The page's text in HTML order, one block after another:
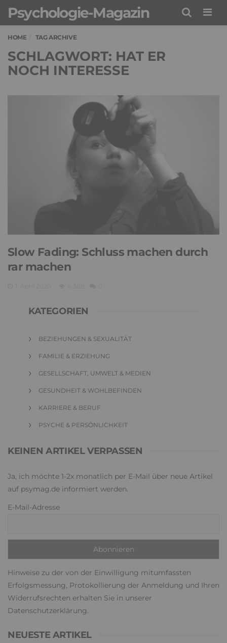
Psychologie-Magazin
HOME TAG ARCHIVE
SCHLAGWORT: HAT ER
NOCH INTERESSE
Slow Fading: Schluss machen durch
rar machen
KATEGORIEN
BEZIEHUNGEN & SEXUALITÄT
FAMILIE & ERZIEHUNG
GESELLSCHAFT, UMWELT & MEDIEN
GESUNDHEIT & WOHLBEFINDEN
KARRIERE & BERUF
PSYCHE & PERSÖNLICHKEIT
KEINEN ARTIKEL VERPASSEN
Ja, ich möchte 1-2x monatlich per E-Mail über neue Artikel
auf psymag.de informiert werden.
E-Mail-Adresse
Hinweise zu der von der Einwilligung mitumfassten
Erfolgsmessung, Protokollierung der Anmeldung und Ihren
Widerrufsrechten erhalten Sie in unserer
Datenschutzerklärung.
NEUESTE ARTIKEL